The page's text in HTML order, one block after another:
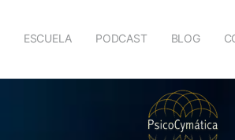
ESCUELA PODCAST BLOG